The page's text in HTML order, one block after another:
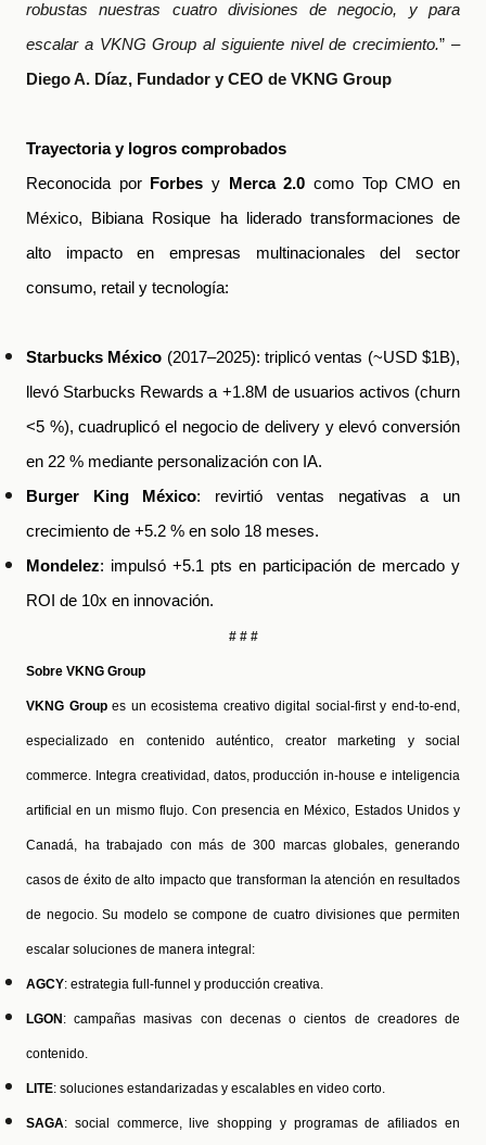
robustas nuestras cuatro divisiones de negocio, y para
escalar a VKNG Group al siguiente nivel de crecimiento.” –
Diego A. Díaz, Fundador y CEO de VKNG Group
Trayectoria y logros comprobados
Reconocida por
Forbesy Merca 2.0como Top CMO en
México, Bibiana Rosique ha liderado transformaciones de
alto impacto en empresas multinacionales del sector
consumo, retail y tecnología:
Starbucks México (2017–2025): triplicó ventas (~USD $1B),
llevó Starbucks Rewards a +1.8M de usuarios activos (churn
<5 %), cuadruplicó el negocio de delivery y elevó conversión
en 22 % mediante personalización con IA.
Burger King México: revirtió ventas negativas a un
crecimiento de +5.2 % en solo 18 meses.
Mondelez: impulsó +5.1 pts en participación de mercado y
ROI de 10x en innovación.
# # #
Sobre VKNG Group
VKNG Groupes un ecosistema creativo digital social-first y end-to-end,
especializado en contenido auténtico, creator marketing y social
commerce. Integra creatividad, datos, producción in-house e inteligencia
artificial en un mismo flujo. Con presencia en México, Estados Unidos y
Canadá, ha trabajado con más de 300 marcas globales, generando
casos de éxito de alto impacto que transforman la atención en resultados
de negocio. Su modelo se compone de cuatro divisiones que permiten
escalar soluciones de manera integral:
AGCY: estrategia full-funnel y producción creativa.
LGON : campañas masivas con decenas o cientos de creadores de
contenido.
LITE: soluciones estandarizadas y escalables en video corto.
SAGA: social commerce, live shopping y programas de afiliados en